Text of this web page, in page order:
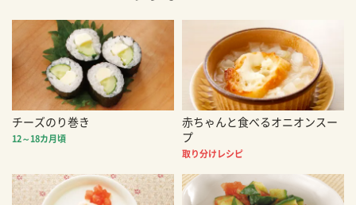
チーズのり巻き
12～18カ月頃
赤ちゃんと食べるオニオンスー
プ
取り分けレシピ